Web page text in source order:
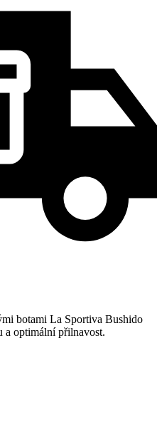
botami La Sportiva Bushido
optimální přilnavost.